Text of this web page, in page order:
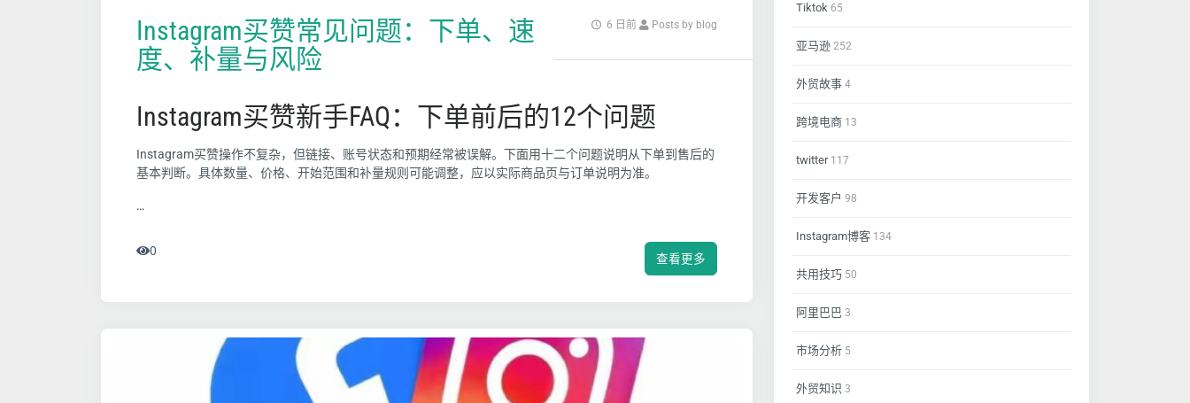
6 日前 Posts by blog
Instagram买赞常见问题：下单、速
度、补量与风险
Instagram买赞新手FAQ：下单前后的12个问题
Instagram买赞操作不复杂，但链接、账号状态和预期经常被误解。下面用十二个问题说明从下单到售后的
基本判断。具体数量、价格、开始范围和补量规则可能调整，应以实际商品页与订单说明为准。
…
查看更多
0
Tiktok 65
亚马逊 252
外贸故事 4
跨境电商 13
twitter117
开发客户 98
Instagram博客 134
共用技巧 50
阿里巴巴 3
市场分析 5
外贸知识 3